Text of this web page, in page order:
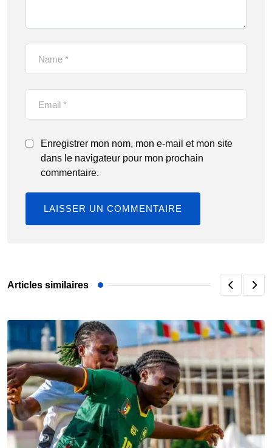
Enregistrer mon nom, mon e-mail et mon site
dans le navigateur pour mon prochain
commentaire.
Articles similaires